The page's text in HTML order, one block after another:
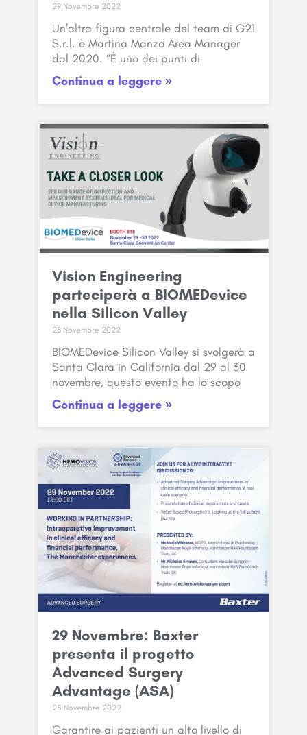
29 Novembre 2022
Un’altra figura centrale del team di G21
S.r.l. è Martina Manzo Area Manager
dal 2020. “È uno dei punti di
Continua a leggere »
Vision Engineering
parteciperà a BIOMEDevice
nella Silicon Valley
28 Novembre 2022
BIOMEDevice Silicon Valley si svolgerà a
Santa Clara in California dal 29 al 30
novembre, questo evento ha lo scopo
Continua a leggere »
29 Novembre: Baxter
presenta il progetto
Advanced Surgery
Advantage (ASA)
25 Novembre 2022
Garantire ai pazienti un alto livello di